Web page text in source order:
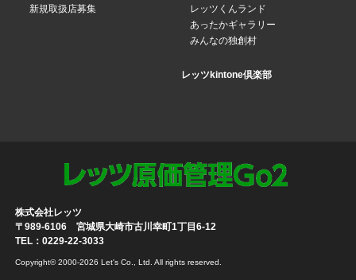
新規取扱店募集
レッツくんランド
あったかギャラリー
みんなの独創村
レッツkintone倶楽部
株式会社レッツ
〒989-6106 宮城県大崎市古川幸町1丁目6-12
TEL：0229-22-3033
Copyright© 2000-2026 Let's Co., Ltd. All rights reserved.